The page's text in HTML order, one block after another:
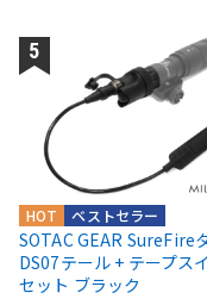
ベストセラー
HOT
SOTAC GEAR SureFire
DS07テール + テープス
セット ブラック